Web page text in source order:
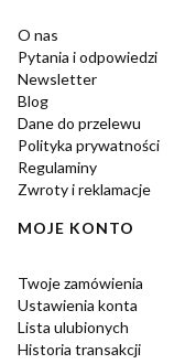
O nas
Pytania i odpowiedzi
Newsletter
Blog
Dane do przelewu
Polityka prywatności
Regulaminy
Zwroty i reklamacje
MOJE KONTO
Twoje zamówienia
Ustawienia konta
Lista ulubionych
Historia transakcji